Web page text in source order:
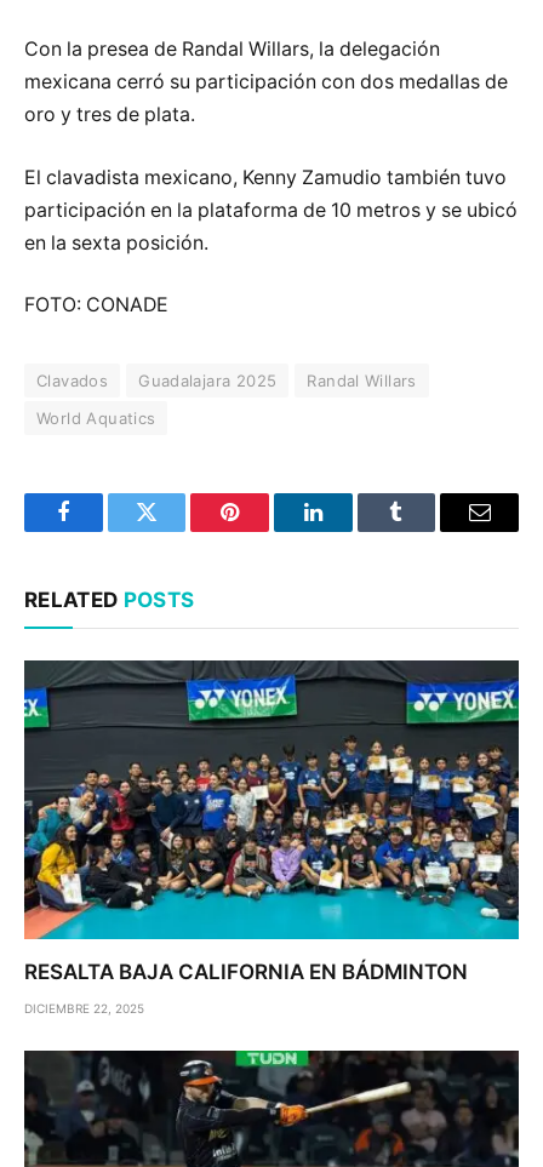
Con la presea de Randal Willars, la delegación
mexicana cerró su participación con dos medallas de
oro y tres de plata.
El clavadista mexicano, Kenny Zamudio también tuvo
participación en la plataforma de 10 metros y se ubicó
en la sexta posición.
FOTO: CONADE
Clavados Guadalajara 2025
Randal Willars
World Aquatics
FacebookTwitter Pinterest LinkedInTumblr Email
RELATED POSTS
RESALTA BAJA CALIFORNIA EN BÁDMINTON
DICIEMBRE 22, 2025